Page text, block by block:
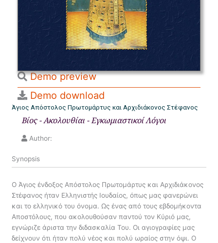
Demo preview
Demo download
Άγιος Απόστολος Πρωτομάρτυς και Αρχιδιάκονος Στέφανος
Βίος - Ακολουθίαι - Εγκωμιαστικοί Λόγοι
Author:
Synopsis
Ο Άγιος ένδοξος Απόστολος Πρωτομάρτυς και Αρχιδιάκονος
Στέφανος ήταν Ελληνιστής Ιουδαίος, όπως μας φανερώνει
και το ελληνικό του όνομα. Ως ένας από τους εβδομήκοντα
Αποστόλους, που ακολουθούσαν παντού τον Κύριό μας,
εγνώριζε άριστα την διδασκαλία Του. Οι αγιογραφίες μας
δείχνουν ότι ήταν πολύ νέος και πολύ ωραίος στην όψι. Ο